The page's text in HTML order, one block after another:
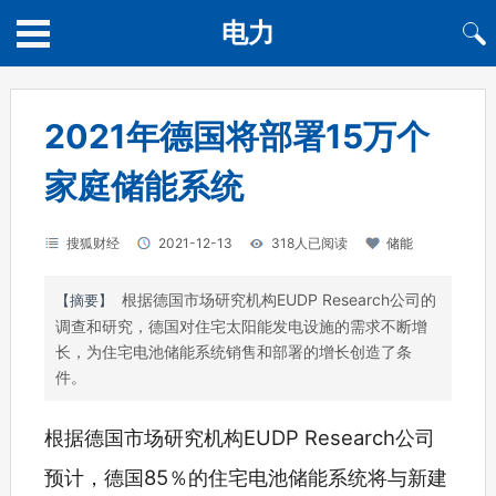
电力
2021年德国将部署15万个
家庭储能系统
搜狐财经 2021-12-13 318人已阅读 储能
【摘要】
根据德国市场研究机构EUDP Research公司的
调查和研究，德国对住宅太阳能发电设施的需求不断增
长，为住宅电池储能系统销售和部署的增长创造了条
件。
根据德国市场研究机构EUDP Research公司
预计，德国85％的住宅电池储能系统将与新建